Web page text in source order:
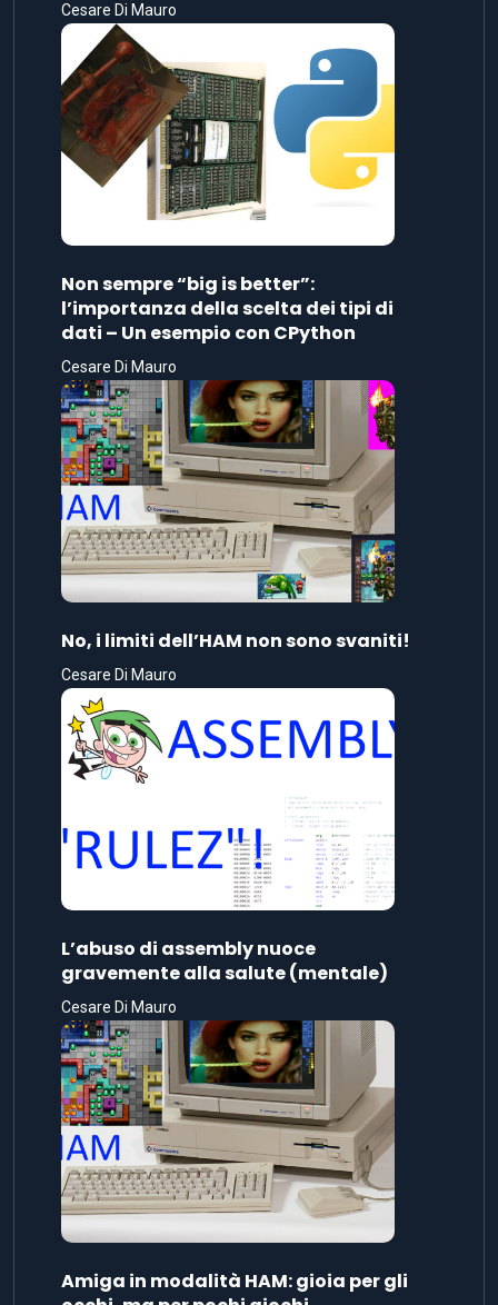
Cesare Di Mauro
Non sempre “big is better”:
l’importanza della scelta dei tipi di
dati – Un esempio con CPython
Cesare Di Mauro
No, i limiti dell’HAM non sono svaniti!
Cesare Di Mauro
L’abuso di assembly nuoce
gravemente alla salute (mentale)
Cesare Di Mauro
Amiga in modalità HAM: gioia per gli